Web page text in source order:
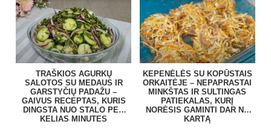
TRAŠKIOS AGURKŲ
SALOTOS SU MEDAUS IR
GARSTYČIŲ PADAŽU –
GAIVUS RECEPTAS, KURIS
DINGSTA NUO STALO PER
KELIAS MINUTES
KEPENĖLĖS SU KOPŪSTAIS
ORKAITĖJE – NEPAPRASTAI
MINKŠTAS IR SULTINGAS
PATIEKALAS, KURĮ
NORĖSIS GAMINTI DAR NE
KARTĄ